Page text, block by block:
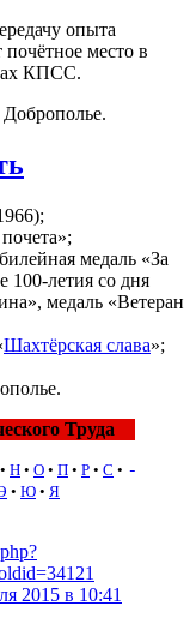
опыта
место в
КПСС.
медаль «За
100-летия со дня
медаль «Ветеран
Шахтёрская слава»;
Труда
• Н • О • П • Р • С •
• Ю • Я
2015 в 10:41